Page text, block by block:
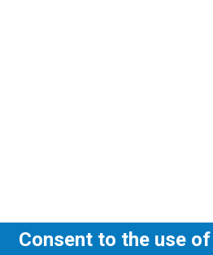
Consent to the use